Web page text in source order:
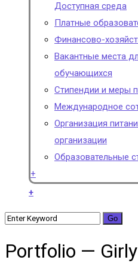
Доступная среда
Платные
Финансово-
Вакантные места
обучающихся
Стипендии и меры
Международное
Организация
организации
Образовательные
+
+
Portfolio — Girly